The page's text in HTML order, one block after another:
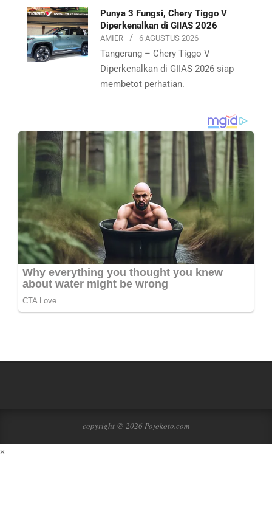
Punya 3 Fungsi, Chery Tiggo V
Diperkenalkan di GIIAS 2026
AMIER 6 AGUSTUS 2026
Tangerang – Chery Tiggo V
Diperkenalkan di GIIAS 2026 siap
membetot perhatian.
copyright @ 2026 Pojokoto.com
×